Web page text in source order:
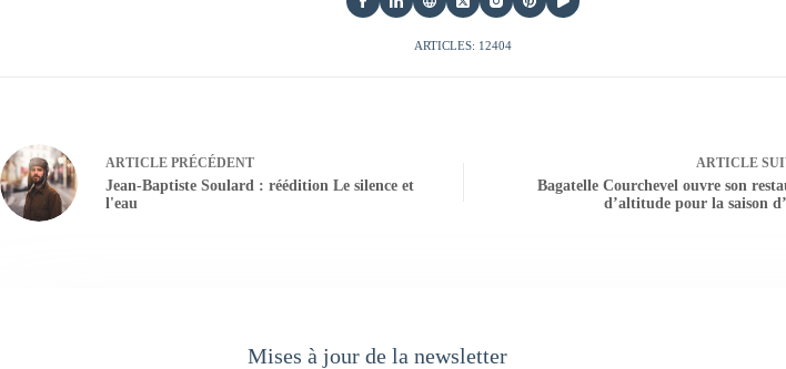
ARTICLES: 12404
ARTICLE PRÉCÉDENT
Jean-Baptiste Soulard : réédition Le silence et
l'eau
ARTICLE
Bagatelle Courchevel ouvre son
d’altitude pour la saison
Mises à jour de la newsletter